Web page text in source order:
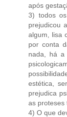
após
3) todos
prejudicou
algum, lisa
por conta
nada, há a
estética,
prejudica
as proteses
4) O que